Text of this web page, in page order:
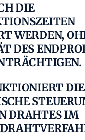
DIE
WERDEN,
DES
DIE
DRAHTES IM